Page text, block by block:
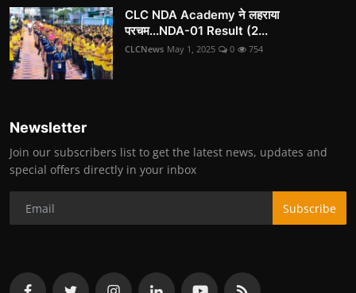
CLC NDA Academy ने लहराया
परचम...NDA-01 Result (2...
CLCNews May 1, 2025 0 754
Newsletter
Join our subscribers list to get the latest news, updates and
special offers directly in your inbox
Subscribe